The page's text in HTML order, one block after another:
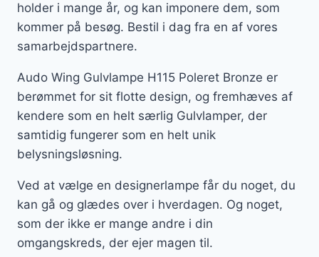
holder i mange år, og kan imponere dem, som
kommer på besøg. Bestil i dag fra en af vores
samarbejdspartnere.
Audo Wing Gulvlampe H115 Poleret Bronze er
berømmet for sit flotte design, og fremhæves af
kendere som en helt særlig Gulvlamper, der
samtidig fungerer som en helt unik
belysningsløsning.
Ved at vælge en designerlampe får du noget, du
kan gå og glædes over i hverdagen. Og noget,
som der ikke er mange andre i din
omgangskreds, der ejer magen til.